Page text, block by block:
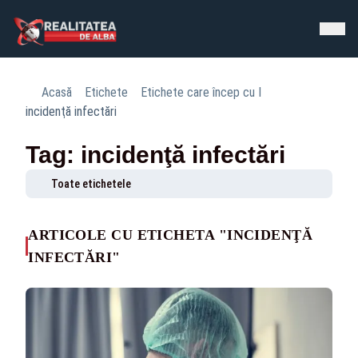
Acasă Etichete
Etichete care încep cu I
incidenţă infectări
Tag: incidenţă infectări
Toate etichetele
ARTICOLE CU ETICHETA "INCIDENŢĂ
INFECTĂRI"